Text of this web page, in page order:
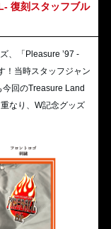
復刻スタッフブル
、「Pleasure ’97 -
！当時スタッフジャン
回のTreasure Land
なり、W記念グッズ